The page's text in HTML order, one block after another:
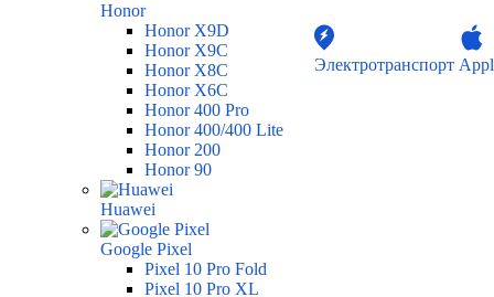
Honor
Honor X9D
Honor X9C
Honor X8C
Honor X6C
Honor 400 Pro
Honor 400/400 Lite
Honor 200
Honor 90
Huawei
Google Pixel
Pixel 10 Pro Fold
Pixel 10 Pro XL
Электротранспорт